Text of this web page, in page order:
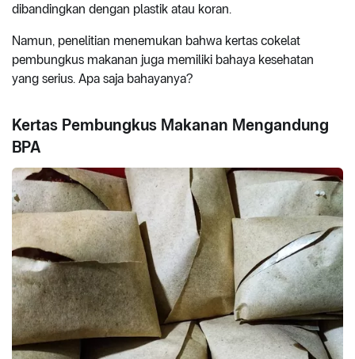
dibandingkan dengan plastik atau koran.
Namun, penelitian menemukan bahwa kertas cokelat
pembungkus makanan juga memiliki bahaya kesehatan
yang serius. Apa saja bahayanya?
Kertas Pembungkus Makanan Mengandung
BPA